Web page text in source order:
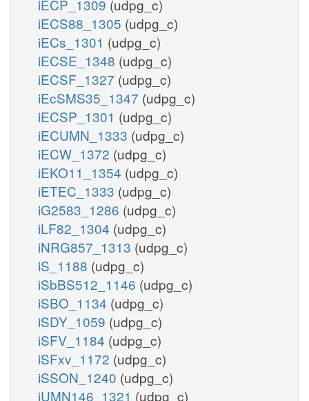
iECP_1309 (udpg_c)
iECS88_1305 (udpg_c)
iECs_1301 (udpg_c)
iECSE_1348 (udpg_c)
iECSF_1327 (udpg_c)
iEcSMS35_1347 (udpg_c)
iECSP_1301 (udpg_c)
iECUMN_1333 (udpg_c)
iECW_1372 (udpg_c)
iEKO11_1354 (udpg_c)
iETEC_1333 (udpg_c)
iG2583_1286 (udpg_c)
iLF82_1304 (udpg_c)
iNRG857_1313 (udpg_c)
iS_1188 (udpg_c)
iSbBS512_1146 (udpg_c)
iSBO_1134 (udpg_c)
iSDY_1059 (udpg_c)
iSFV_1184 (udpg_c)
iSFxv_1172 (udpg_c)
iSSON_1240 (udpg_c)
iUMN146_1321 (udpg_c)